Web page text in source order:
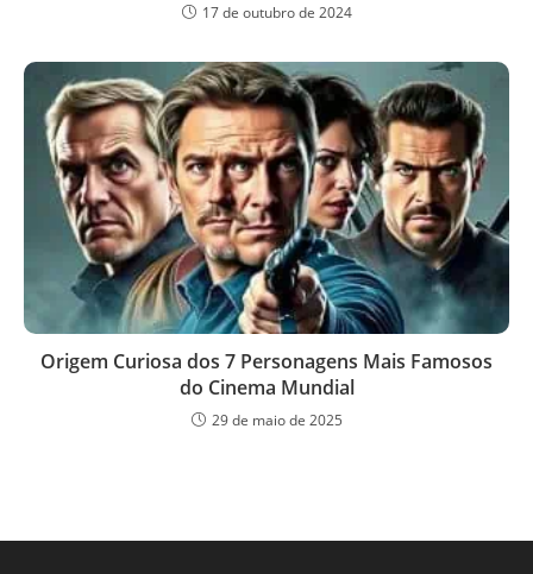
17 de outubro de 2024
Origem Curiosa dos 7 Personagens Mais Famosos
do Cinema Mundial
29 de maio de 2025